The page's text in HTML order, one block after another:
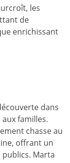
les
de
enrichissant
dans
familles.
chasse au
offrant un
Marta